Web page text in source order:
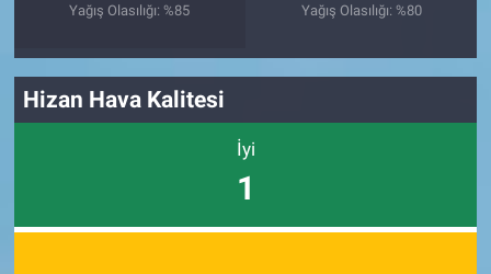
Yağış Olasılığı: %85
Yağış Olasılığı: %80
Hizan Hava Kalitesi
İyi
1